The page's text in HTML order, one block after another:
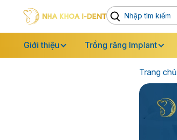
Giới thiệu Trồng răng Implant
Trang chủ